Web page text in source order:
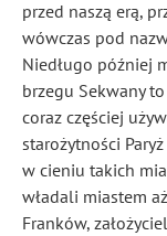
przed naszą erą,
wówczas pod
Niedługo później
brzegu Sekwany
coraz częściej
starożytności
w cieniu takich
władali miastem
Franków,